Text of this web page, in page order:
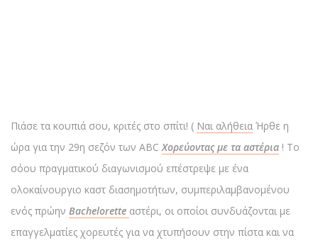
Πιάσε τα κουπιά σου, κριτές στο σπίτι! ( Ναι αλήθεια Ήρθε η
ώρα για την 29η σεζόν των ABCΧορεύοντας με τα αστέρια ! Το
σόου πραγματικού διαγωνισμού επέστρεψε με ένα
ολοκαίνουργιο καστ διασημοτήτων, συμπεριλαμβανομένου
ενός πρώην Bachelorette αστέρι, οι οποίοι συνδυάζονται με
επαγγελματίες χορευτές για να χτυπήσουν στην πίστα και να